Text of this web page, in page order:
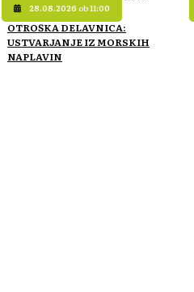
28.08.2026 ob11:00
OTROŠKA DELAVNICA:
USTVARJANJE IZ MORSKIH
NAPLAVIN